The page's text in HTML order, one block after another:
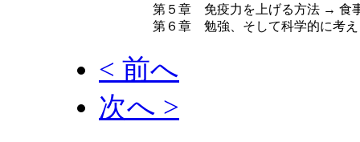
第５章 免疫力を上げる方法 → 食
第６章 勉強、そして科学的に考
< 前へ
次へ >